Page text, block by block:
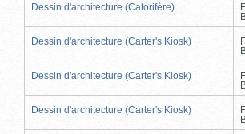
Dessin d'architecture (Calorifère)
Dessin d'architecture (Carter's Kiosk)
Dessin d'architecture (Carter's Kiosk)
Dessin d'architecture (Carter's Kiosk)